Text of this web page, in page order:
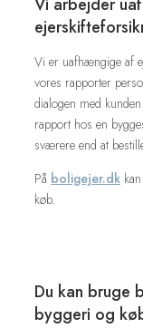
Vi arbejder
Vi er uafhængige af
vores rapporter
dialogen med
rapport hos en
sværere end at
På boligejer.dk
køb.
Du kan bruge
byggeri og